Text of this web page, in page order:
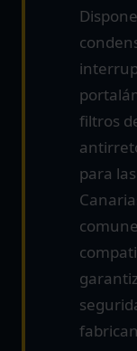
filtros
para